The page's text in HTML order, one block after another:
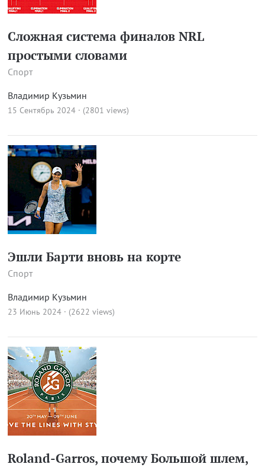
Сложная система финалов NRL
простыми словами
Спорт
Владимир Кузьмин
15 Сентябрь 2024 · (2801 views)
Эшли Барти вновь на корте
Спорт
Владимир Кузьмин
23 Июнь 2024 · (2622 views)
Roland-Garros, почему Большой шлем,